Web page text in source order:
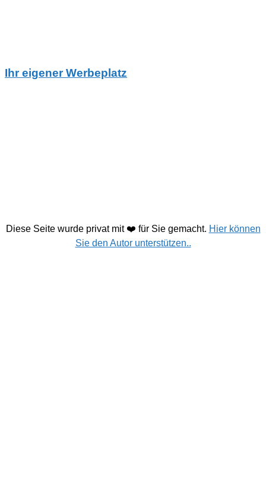
Ihr eigener Werbeplatz
Diese Seite wurde privat mit ❤️ für Sie gemacht. Hier können
Sie den Autor unterstützen..